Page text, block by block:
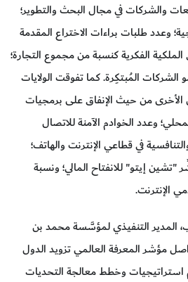
والشركات في مجال البحث والتطوير؛
وعدد طلبات براءات الاختراع المقدمة
الملكية الفكرية كنسبة من مجموع التجارة؛
المُبتكِرة. كما تفوقت الولايات
الأخرى من حيث الإنفاق على برمجيات
وعدد الخوادم الآمنة للاتصال
في قطاعي الإنترنت والهاتف؛
"تشين إيتو" للانفتاح المالي؛ ونسبة
الإنترنت.
المدير التنفيذي لمؤسَّسة محمد بن
مؤشر المعرفة العالمي تزويد الدول
استراتيجيات وخطط معالجة التحديات